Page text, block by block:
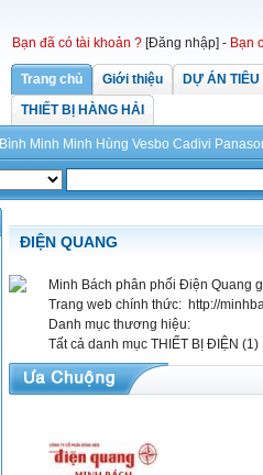
Bạn đã có tài khoản ? [Đăng nhập] - Bạn
Trang chủ Giới thiệu
DỰ ÁN
THIẾT BỊ HÀNG HẢI
Bình Minh Minh Hùng Vesbo Cadivi
ĐIỆN QUANG
Minh Bách phân phối Điện Quang
Trang web chính thức: http://
Danh mục thương hiệu:
Tất cả danh mục THIẾT BỊ ĐIỆN (1)